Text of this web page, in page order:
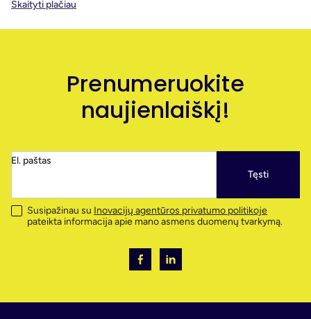
Skaityti plačiau
Prenumeruokite
naujienlaiškį!
El. paštas
Tęsti
Susipažinau su Inovacijų agentūros privatumo politikoje
pateikta informacija apie mano asmens duomenų tvarkymą.